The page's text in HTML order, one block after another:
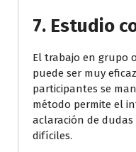
7. Estudio
El trabajo en grupo
puede ser muy
participantes se
método permite el
aclaración de
difíciles.